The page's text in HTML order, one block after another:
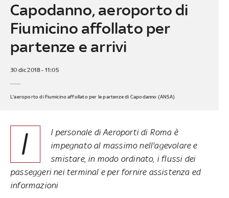
Capodanno, aeroporto di
Fiumicino affollato per
partenze e arrivi
30 dic 2018 - 11:05
L'aeroporto di Fiumicino affollato per le partenze di Capodanno (ANSA)
I
l personale di Aeroporti di Roma è
impegnato al massimo nell'agevolare e
smistare, in modo ordinato, i flussi dei
passeggeri nei terminal e per fornire assistenza ed
informazioni